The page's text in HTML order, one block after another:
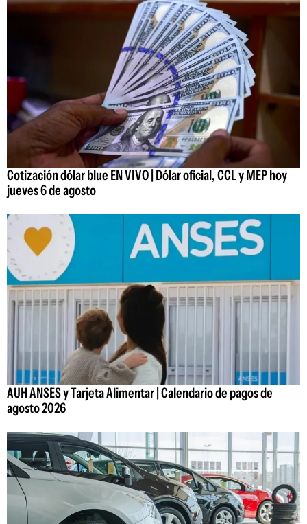
Cotización dólar blue EN VIVO | Dólar oficial, CCL y MEP hoy
jueves 6 de agosto
AUH ANSES y Tarjeta Alimentar | Calendario de pagos de
agosto 2026